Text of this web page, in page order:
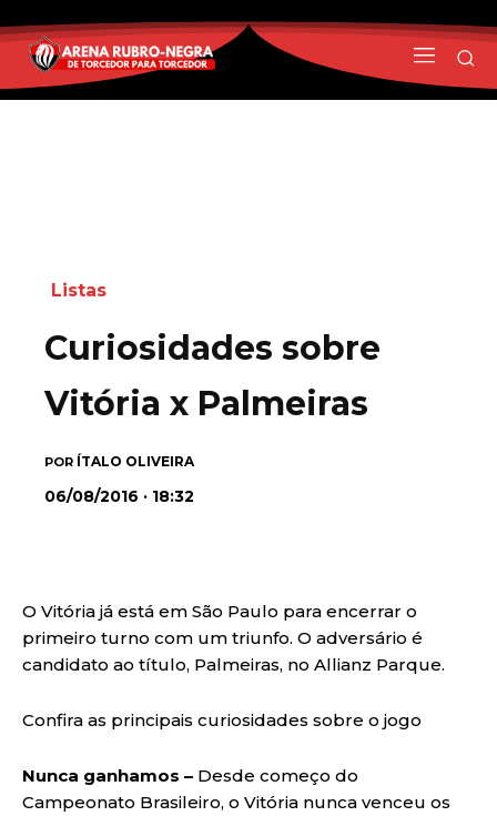
Listas
Curiosidades sobre
Vitória x Palmeiras
POR ÍTALO OLIVEIRA
06/08/2016 · 18:32
O Vitória já está em São Paulo para encerrar o
primeiro turno com um triunfo. O adversário é
candidato ao título, Palmeiras, no Allianz Parque.
Confira as principais curiosidades sobre o jogo
Nunca ganhamos – Desde começo do
Campeonato Brasileiro, o Vitória nunca venceu os